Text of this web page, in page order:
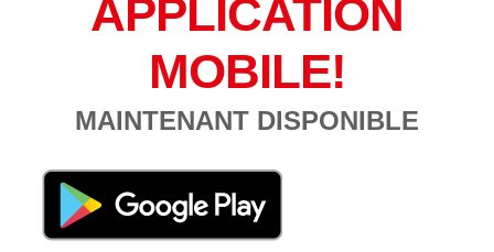
APPLICATION
MOBILE!
MAINTENANT DISPONIBLE